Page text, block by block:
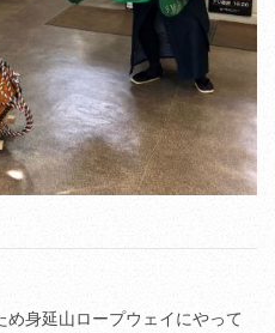
身延山ロープウェイにやって